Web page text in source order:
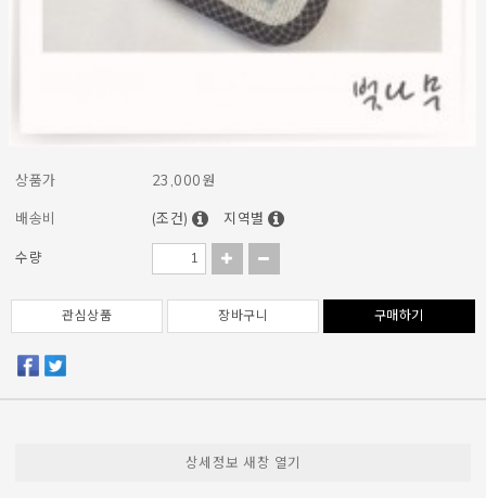
상품가 23,000원
배송비
(조건) 지역별
수량
관심상품 장바구니 구매하기
상세정보 새창 열기